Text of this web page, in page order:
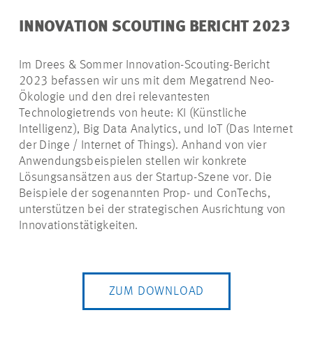
INNOVATION SCOUTING BERICHT 2023
Im Drees & Sommer Innovation-Scouting-Bericht
2023 befassen wir uns mit dem Megatrend Neo-
Ökologie und den drei relevantesten
Technologietrends von heute: KI (Künstliche
Intelligenz), Big Data Analytics, und IoT (Das Internet
der Dinge / Internet of Things). Anhand von vier
Anwendungsbeispielen stellen wir konkrete
Lösungsansätzen aus der Startup-Szene vor. Die
Beispiele der sogenannten Prop- und ConTechs,
unterstützen bei der strategischen Ausrichtung von
Innovationstätigkeiten.
ZUM DOWNLOAD